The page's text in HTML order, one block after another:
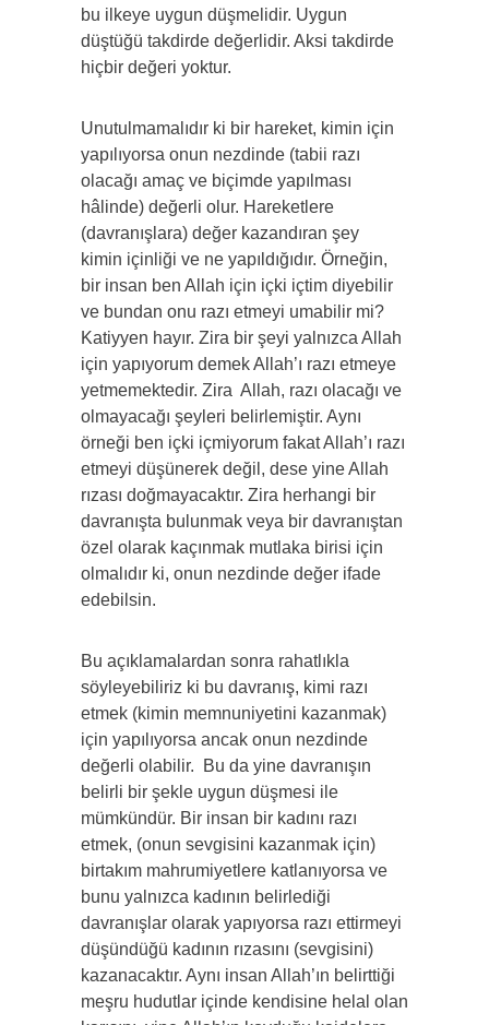
bu ilkeye uygun düşmelidir. Uygun
düştüğü takdirde değerlidir. Aksi takdirde
hiçbir değeri yoktur.
Unutulmamalıdır ki bir hareket, kimin için
yapılıyorsa onun nezdinde (tabii razı
olacağı amaç ve biçimde yapılması
hâlinde) değerli olur. Hareketlere
(davranışlara) değer kazandıran şey
kimin içinliği ve ne yapıldığıdır. Örneğin,
bir insan ben Allah için içki içtim diyebilir
ve bundan onu razı etmeyi umabilir mi?
Katiyyen hayır. Zira bir şeyi yalnızca Allah
için yapıyorum demek Allah’ı razı etmeye
yetmemektedir. Zira Allah, razı olacağı ve
olmayacağı şeyleri belirlemiştir. Aynı
örneği ben içki içmiyorum fakat Allah’ı razı
etmeyi düşünerek değil, dese yine Allah
rızası doğmayacaktır. Zira herhangi bir
davranışta bulunmak veya bir davranıştan
özel olarak kaçınmak mutlaka birisi için
olmalıdır ki, onun nezdinde değer ifade
edebilsin.
Bu açıklamalardan sonra rahatlıkla
söyleyebiliriz ki bu davranış, kimi razı
etmek (kimin memnuniyetini kazanmak)
için yapılıyorsa ancak onun nezdinde
değerli olabilir. Bu da yine davranışın
belirli bir şekle uygun düşmesi ile
mümkündür. Bir insan bir kadını razı
etmek, (onun sevgisini kazanmak için)
birtakım mahrumiyetlere katlanıyorsa ve
bunu yalnızca kadının belirlediği
davranışlar olarak yapıyorsa razı ettirmeyi
düşündüğü kadının rızasını (sevgisini)
kazanacaktır. Aynı insan Allah’ın belirttiği
meşru hudutlar içinde kendisine helal olan